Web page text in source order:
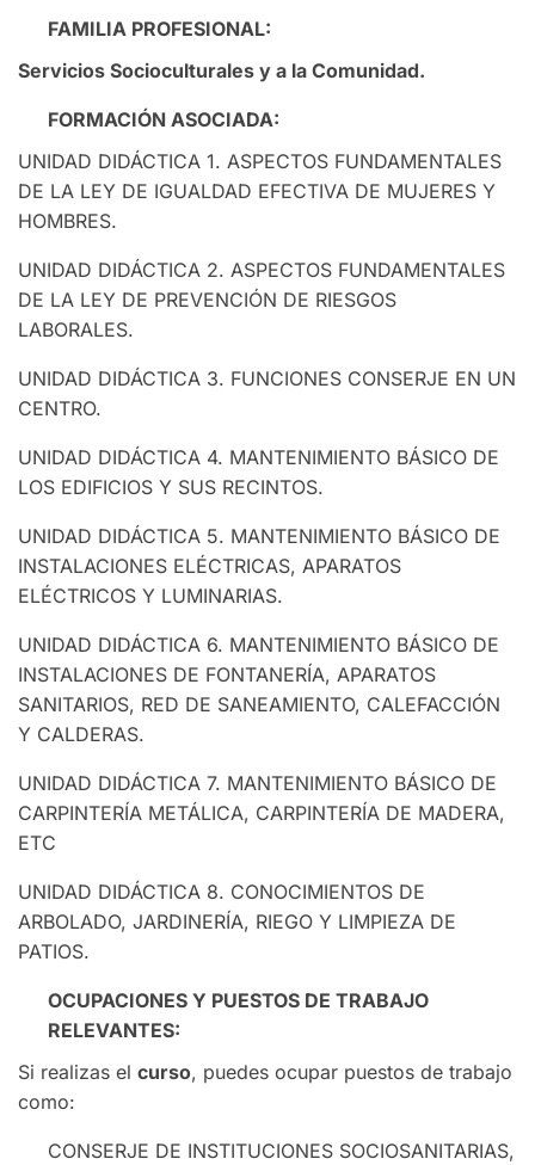
FAMILIA PROFESIONAL:
Servicios Socioculturales y a la Comunidad.
FORMACIÓN ASOCIADA:
UNIDAD DIDÁCTICA 1. ASPECTOS FUNDAMENTALES
DE LA LEY DE IGUALDAD EFECTIVA DE MUJERES Y
HOMBRES.
UNIDAD DIDÁCTICA 2. ASPECTOS FUNDAMENTALES
DE LA LEY DE PREVENCIÓN DE RIESGOS
LABORALES.
UNIDAD DIDÁCTICA 3. FUNCIONES CONSERJE EN UN
CENTRO.
UNIDAD DIDÁCTICA 4. MANTENIMIENTO BÁSICO DE
LOS EDIFICIOS Y SUS RECINTOS.
UNIDAD DIDÁCTICA 5. MANTENIMIENTO BÁSICO DE
INSTALACIONES ELÉCTRICAS, APARATOS
ELÉCTRICOS Y LUMINARIAS.
UNIDAD DIDÁCTICA 6. MANTENIMIENTO BÁSICO DE
INSTALACIONES DE FONTANERÍA, APARATOS
SANITARIOS, RED DE SANEAMIENTO, CALEFACCIÓN
Y CALDERAS.
UNIDAD DIDÁCTICA 7. MANTENIMIENTO BÁSICO DE
CARPINTERÍA METÁLICA, CARPINTERÍA DE MADERA,
ETC
UNIDAD DIDÁCTICA 8. CONOCIMIENTOS DE
ARBOLADO, JARDINERÍA, RIEGO Y LIMPIEZA DE
PATIOS.
OCUPACIONES Y PUESTOS DE TRABAJO
RELEVANTES:
Si realizas el curso, puedes ocupar puestos de trabajo
como:
CONSERJE DE INSTITUCIONES SOCIOSANITARIAS,